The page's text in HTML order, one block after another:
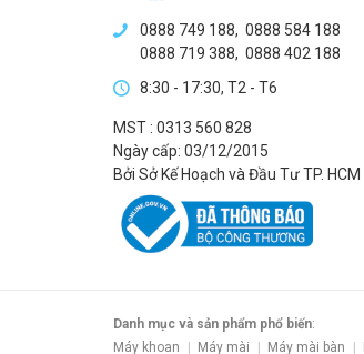
0888 749 188, 0888 584 188
0888 719 388, 0888 402 188
8:30 - 17:30, T2 - T6
MST : 0313 560 828
Ngày cấp: 03/12/2015
Bởi Sở Kế Hoạch và Đầu Tư TP. HCM
Danh mục và sản phẩm phổ biến:
Máy khoan
Máy mài Máy mài bàn